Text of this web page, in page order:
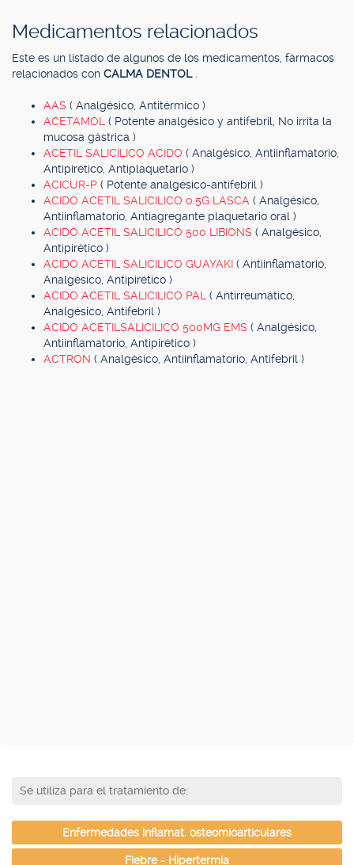
Medicamentos relacionados
Este es un listado de algunos de los medicamentos, fármacos
relacionados con CALMA DENTOL
AAS ( Analgésico, Antitérmico )
ACETAMOL ( Potente analgésico y antifebril, No irrita la
mucosa gástrica )
ACETIL SALICILICO ACIDO ( Analgésico, Antiinflamatorio,
Antipirético, Antiplaquetario )
ACICUR-P ( Potente analgésico-antifebril )
ACIDO ACETIL SALICILICO 0.5G LASCA ( Analgésico,
Antiinflamatorio, Antiagregante plaquetario oral )
ACIDO ACETIL SALICILICO 500 LIBIONS ( Analgésico,
Antipirético )
ACIDO ACETIL SALICILICO GUAYAKI ( Antiinflamatorio,
Analgésico, Antipirético )
ACIDO ACETIL SALICILICO PAL ( Antirreumático,
Analgésico, Antifebril )
ACIDO ACETILSALICILICO 500MG EMS ( Analgésico,
Antiinflamatorio, Antipirético )
ACTRON ( Analgésico, Antiinflamatorio, Antifebril )
Se utiliza para el tratamiento de:
Enfermedades inflamat. osteomioarticulares
Fiebre - Hipertermia